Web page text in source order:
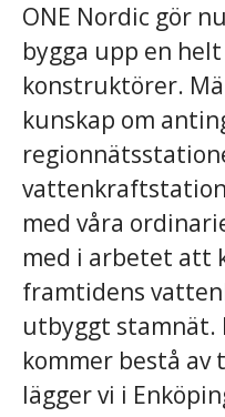
ONE Nordic gör
bygga upp en
konstruktörer.
kunskap om
med våra
med i arbetet att
framtidens
utbyggt stamnät.
kommer bestå av
lägger vi i